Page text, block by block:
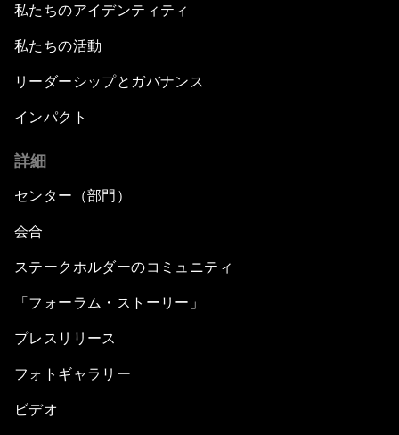
私たちのアイデンティティ
私たちの活動
リーダーシップとガバナンス
インパクト
詳細
センター（部門）
会合
ステークホルダーのコミュニティ
「フォーラム・ストーリー」
プレスリリース
フォトギャラリー
ビデオ